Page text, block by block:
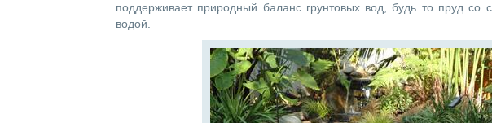
поддерживает природный баланс грунтовых вод, будь то пруд со
водой.